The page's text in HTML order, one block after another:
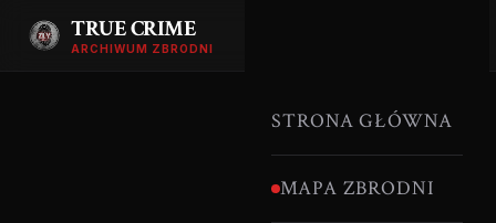
TRUE CRIME
ARCHIWUM ZBRODNI
STRONA GŁÓWNA
MAPA ZBRODNI